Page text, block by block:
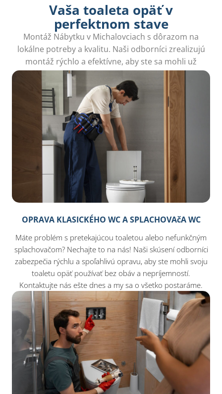
Vaša toaleta opäť v
perfektnom stave
Montáž Nábytku v Michalovciach s dôrazom na
lokálne potreby a kvalitu. Naši odborníci zrealizujú
montáž rýchlo a efektívne, aby ste sa mohli už
čoskoro usadiť.
OPRAVA KLASICKÉHO WC A SPLACHOVAčA WC
Máte problém s pretekajúcou toaletou alebo nefunkčným
splachovačom? Nechajte to na nás! Naši skúsení odborníci
zabezpečia rýchlu a spoľahlivú opravu, aby ste mohli svoju
toaletu opäť používať bez obáv a nepríjemností.
Kontaktujte nás ešte dnes a my sa o všetko postaráme.